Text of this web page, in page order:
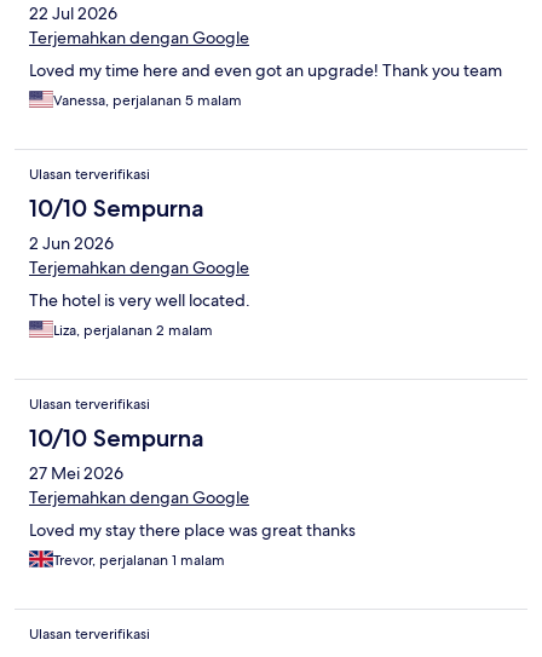
22 Jul 2026
Terjemahkan dengan Google
Loved my time here and even got an upgrade! Thank you team
Vanessa, perjalanan 5 malam
Ulasan terverifikasi
10/10 Sempurna
2 Jun 2026
Terjemahkan dengan Google
The hotel is very well located.
Liza, perjalanan 2 malam
Ulasan terverifikasi
10/10 Sempurna
27 Mei 2026
Terjemahkan dengan Google
Loved my stay there place was great thanks
Trevor, perjalanan 1 malam
Ulasan terverifikasi